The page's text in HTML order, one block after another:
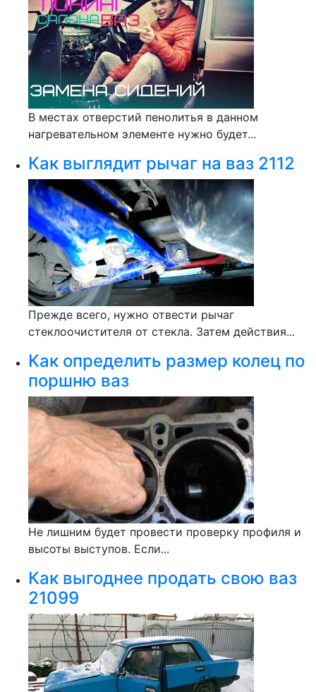
В местах отверстий пенолитья в данном
нагревательном элементе нужно будет...
Как выглядит рычаг на ваз 2112
Прежде всего, нужно отвести рычаг
стеклоочистителя от стекла. Затем действия...
Как определить размер колец по
поршню ваз
Не лишним будет провести проверку профиля и
высоты выступов. Если...
Как выгоднее продать свою ваз
21099